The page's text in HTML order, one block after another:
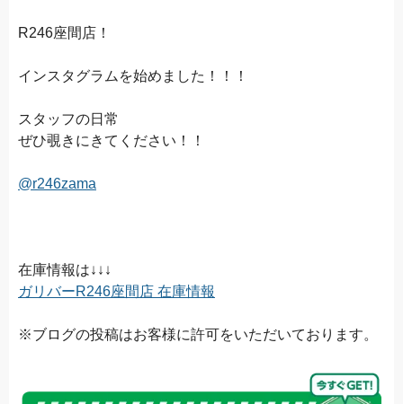
R246座間店！
インスタグラムを始めました！！！
スタッフの日常
ぜひ覗きにきてください！！
@r246zama
在庫情報は↓↓↓
ガリバーR246座間店 在庫情報
※ブログの投稿はお客様に許可をいただいております。